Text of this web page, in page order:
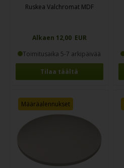
Ruskea Valchromat MDF
Alkaen 12,00 EUR
Toimitusaika 5-7 arkipäivää
Tilaa täältä
Määräalennukset